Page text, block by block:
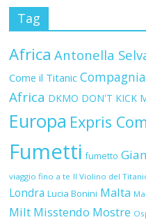
Tag
Africa Antonella
Come il Titanic
Africa DKMO DON'T KICK
Europa Expris
Fumetti fumetto
viaggio fino a te Il Violino del
Londra Lucia Bonini Malta
Milt Misstendo Mostre